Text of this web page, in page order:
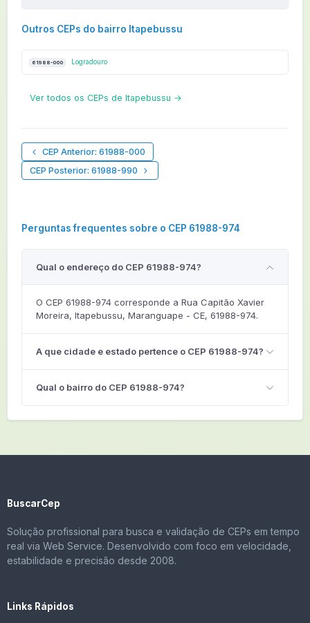
Outros CEPs do bairro Itapebussu
61988-000 Logradouro
Ver todos os CEPs de Itapebussu →
CEP Anterior: 61988-000
CEP Posterior: 61988-990
Perguntas frequentes sobre o CEP 61988-974
Qual o endereço do CEP 61988-974?
O CEP 61988-974 corresponde a Rua Capitão Xavier
Moreira, Itapebussu, Maranguape - CE, 61988-974.
A que cidade e estado pertence o CEP 61988-974?
Qual o bairro do CEP 61988-974?
BuscarCep
Solução profissional para busca e validação de CEPs em tempo
real via Web Service. Desenvolvido com foco em velocidade,
estabilidade e precisão desde 2008.
Links Rápidos